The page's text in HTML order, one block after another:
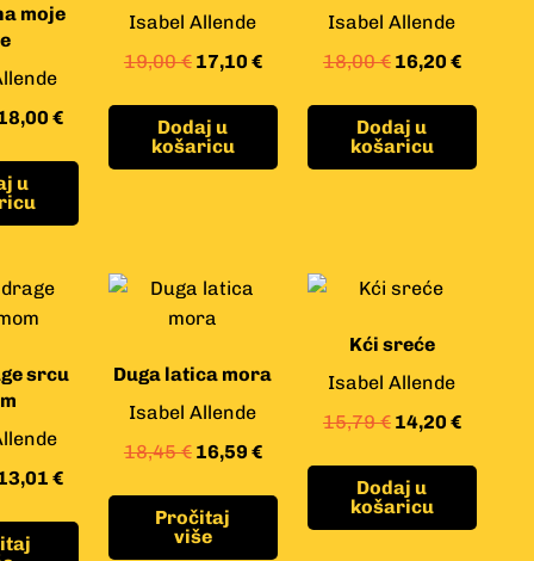
moje
€
u
Isabel Allende
19,00€ 17,10 €
Dodaj u
košaricu
Isabel Allende
18,00€ 16,20 €
Dodaj u
košaricu
srcu
€
Duga latica mora
Isabel Allende
18,45€ 16,59 €
Pročitaj
više
Kći sreće
Isabel Allende
15,79€ 14,20 €
Dodaj u
košaricu